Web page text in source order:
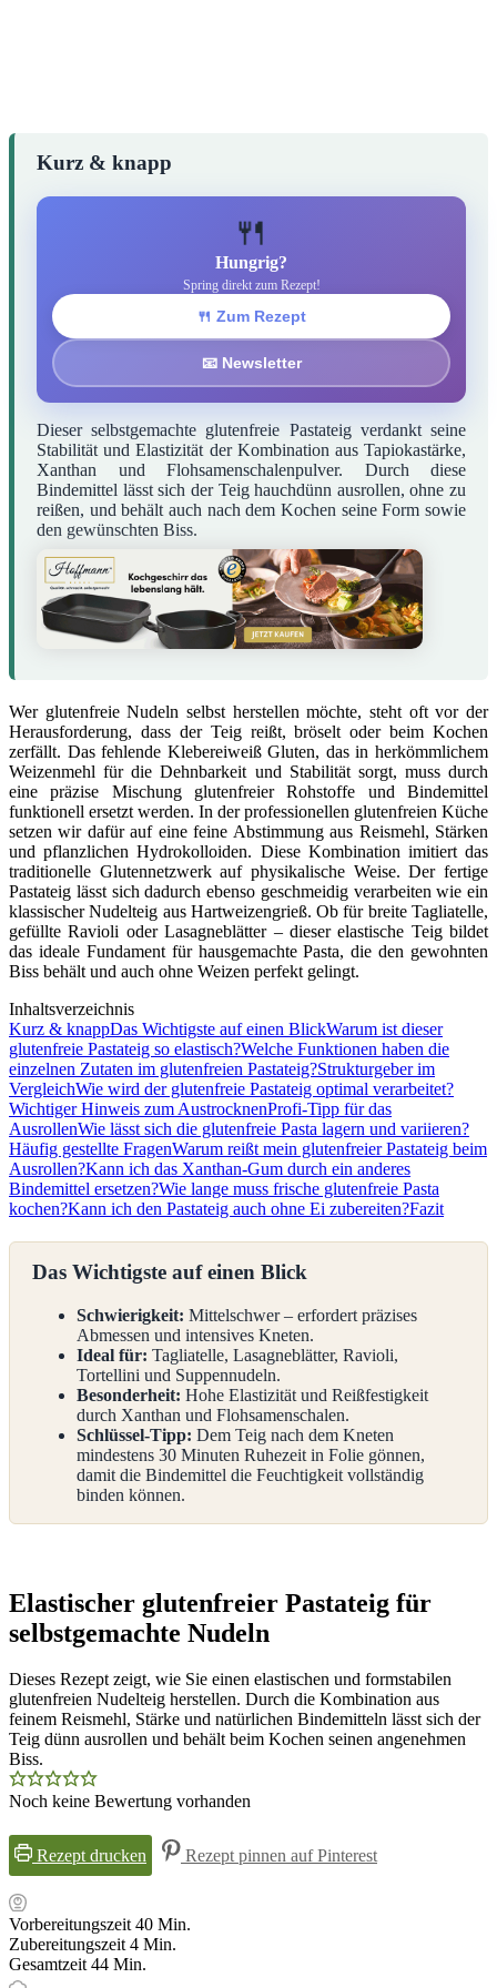
Kurz & knapp
🍴
Hungrig?
Spring direkt zum Rezept!
🍴 Zum Rezept
📧 Newsletter
Dieser selbstgemachte glutenfreie Pastateig verdankt seine
Stabilität und Elastizität der Kombination aus Tapiokastärke,
Xanthan und Flohsamenschalenpulver. Durch diese
Bindemittel lässt sich der Teig hauchdünn ausrollen, ohne zu
reißen, und behält auch nach dem Kochen seine Form sowie
den gewünschten Biss.
Wer glutenfreie Nudeln selbst herstellen möchte, steht oft vor der
Herausforderung, dass der Teig reißt, bröselt oder beim Kochen
zerfällt. Das fehlende Klebereiweiß Gluten, das in herkömmlichem
Weizenmehl für die Dehnbarkeit und Stabilität sorgt, muss durch
eine präzise Mischung glutenfreier Rohstoffe und Bindemittel
funktionell ersetzt werden. In der professionellen glutenfreien Küche
setzen wir dafür auf eine feine Abstimmung aus Reismehl, Stärken
und pflanzlichen Hydrokolloiden. Diese Kombination imitiert das
traditionelle Glutennetzwerk auf physikalische Weise. Der fertige
Pastateig lässt sich dadurch ebenso geschmeidig verarbeiten wie ein
klassischer Nudelteig aus Hartweizengrieß. Ob für breite Tagliatelle,
gefüllte Ravioli oder Lasagneblätter – dieser elastische Teig bildet
das ideale Fundament für hausgemachte Pasta, die den gewohnten
Biss behält und auch ohne Weizen perfekt gelingt.
Inhaltsverzeichnis
Kurz & knappDas Wichtigste auf einen BlickWarum ist dieser
glutenfreie Pastateig so elastisch?Welche Funktionen haben die
einzelnen Zutaten im glutenfreien Pastateig?Strukturgeber im
VergleichWie wird der glutenfreie Pastateig optimal verarbeitet?
Wichtiger Hinweis zum AustrocknenProfi-Tipp für das
AusrollenWie lässt sich die glutenfreie Pasta lagern und variieren?
Häufig gestellte FragenWarum reißt mein glutenfreier Pastateig beim
Ausrollen?Kann ich das Xanthan-Gum durch ein anderes
Bindemittel ersetzen?Wie lange muss frische glutenfreie Pasta
kochen?Kann ich den Pastateig auch ohne Ei zubereiten?Fazit
Das Wichtigste auf einen Blick
Schwierigkeit: Mittelschwer – erfordert präzises
Abmessen und intensives Kneten.
Ideal für: Tagliatelle, Lasagneblätter, Ravioli,
Tortellini und Suppennudeln.
Besonderheit: Hohe Elastizität und Reißfestigkeit
durch Xanthan und Flohsamenschalen.
Schlüssel-Tipp: Dem Teig nach dem Kneten
mindestens 30 Minuten Ruhezeit in Folie gönnen,
damit die Bindemittel die Feuchtigkeit vollständig
binden können.
Elastischer glutenfreier Pastateig für
selbstgemachte Nudeln
Dieses Rezept zeigt, wie Sie einen elastischen und formstabilen
glutenfreien Nudelteig herstellen. Durch die Kombination aus
feinem Reismehl, Stärke und natürlichen Bindemitteln lässt sich der
Teig dünn ausrollen und behält beim Kochen seinen angenehmen
Biss.
Noch keine Bewertung vorhanden
Rezept drucken Rezept pinnen auf Pinterest
Vorbereitungszeit40Minuten
Min.
Zubereitungszeit4Minuten
Min.
Gesamtzeit44Minuten
Min.